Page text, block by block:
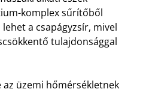
komplex sűrítőből
a csapágyzsír, mivel
tulajdonsággal
üzemi hőmérsékletnek